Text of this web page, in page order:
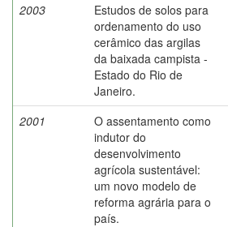
2003
Estudos de solos para
ordenamento do uso
cerâmico das argilas
da baixada campista -
Estado do Rio de
Janeiro.
2001
O assentamento como
indutor do
desenvolvimento
agrícola sustentável:
um novo modelo de
reforma agrária para o
país.